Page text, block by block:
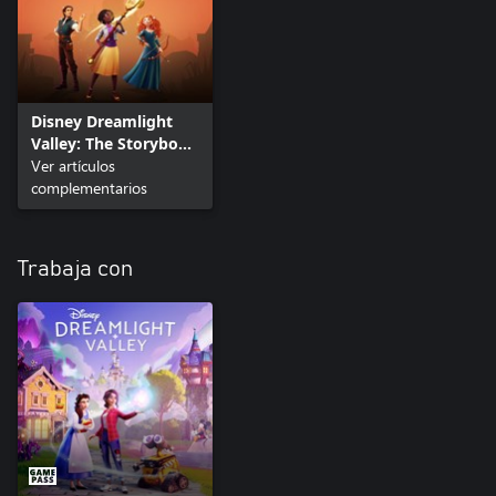
Disney Dreamlight
Valley: The Storybook
Vale
Ver artículos
complementarios
Trabaja con